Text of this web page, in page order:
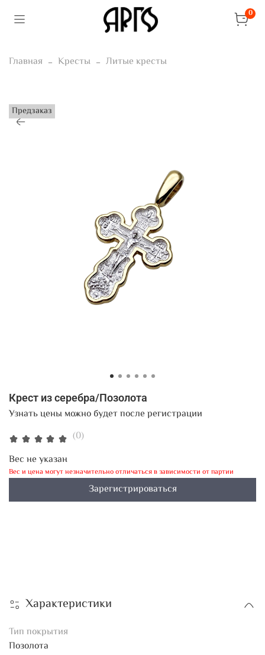
0
Главная Кресты Литые кресты
Предзаказ
(0)
Крест из серебра/Позолота
Узнать цены можно будет после регистрации
Вес не указан
Вес и цена могут незначительно отличаться в зависимости от партии
Зарегистрироваться
Характеристики
Тип покрытия
Позолота